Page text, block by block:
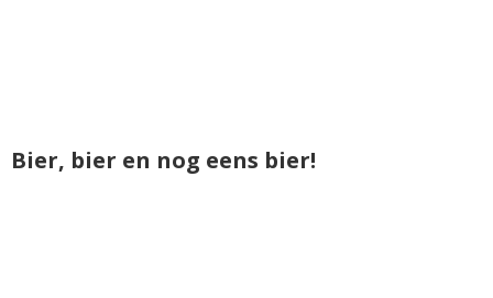
Bier, bier en nog eens bier!